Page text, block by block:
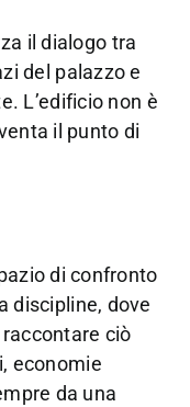
il dialogo tra
del palazzo e
L’edificio non è
il punto di
di confronto
discipline, dove
ciò
economie
da una